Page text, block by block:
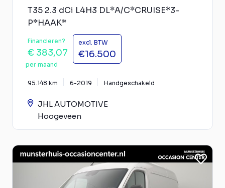
T35 2.3 dCi L4H3 DL*A/C*CRUISE*3-
P*HAAK*
Financieren?
€ 383,07
per maand
excl. BTW
€16.500
95.148 km 6-2019 Handgeschakeld
JHL AUTOMOTIVE
Hoogeveen